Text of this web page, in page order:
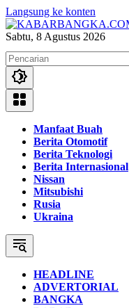
Langsung ke konten
Sabtu, 8 Agustus 2026
Manfaat Buah
Berita Otomotif
Berita Teknologi
Berita Internasional
Nissan
Mitsubishi
Rusia
Ukraina
HEADLINE
ADVERTORIAL
BANGKA